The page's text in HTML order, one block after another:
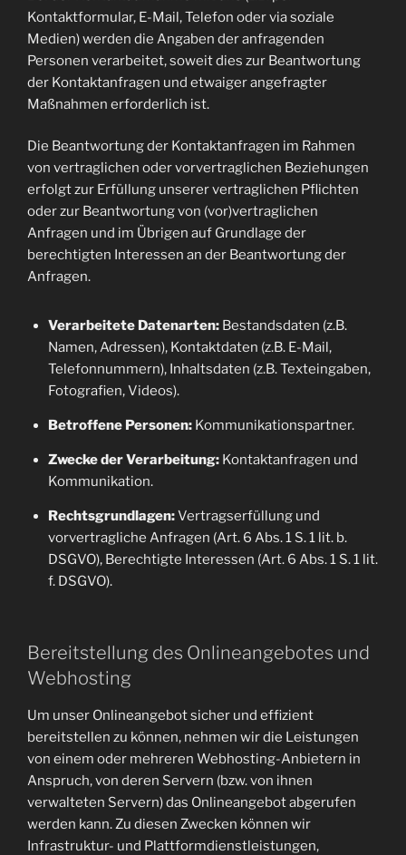
Kontaktformular, E-Mail, Telefon oder via soziale
Medien) werden die Angaben der anfragenden
Personen verarbeitet, soweit dies zur Beantwortung
der Kontaktanfragen und etwaiger angefragter
Maßnahmen erforderlich ist.
Die Beantwortung der Kontaktanfragen im Rahmen
von vertraglichen oder vorvertraglichen Beziehungen
erfolgt zur Erfüllung unserer vertraglichen Pflichten
oder zur Beantwortung von (vor)vertraglichen
Anfragen und im Übrigen auf Grundlage der
berechtigten Interessen an der Beantwortung der
Anfragen.
Verarbeitete Datenarten:Bestandsdaten (z.B.
Namen, Adressen), Kontaktdaten (z.B. E-Mail,
Telefonnummern), Inhaltsdaten (z.B. Texteingaben,
Fotografien, Videos).
Betroffene Personen:Kommunikationspartner.
Zwecke der Verarbeitung:Kontaktanfragen und
Kommunikation.
Rechtsgrundlagen:Vertragserfüllung und
vorvertragliche Anfragen (Art. 6 Abs. 1 S. 1 lit. b.
DSGVO), Berechtigte Interessen (Art. 6 Abs. 1 S. 1 lit.
f. DSGVO).
Bereitstellung des Onlineangebotes und
Webhosting
Um unser Onlineangebot sicher und effizient
bereitstellen zu können, nehmen wir die Leistungen
von einem oder mehreren Webhosting-Anbietern in
Anspruch, von deren Servern (bzw. von ihnen
verwalteten Servern) das Onlineangebot abgerufen
werden kann. Zu diesen Zwecken können wir
Infrastruktur- und Plattformdienstleistungen,